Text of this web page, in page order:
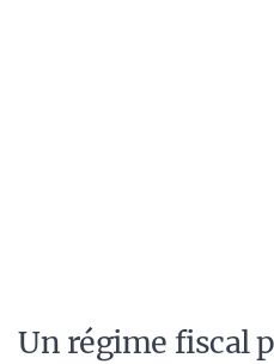
Un régime fiscal